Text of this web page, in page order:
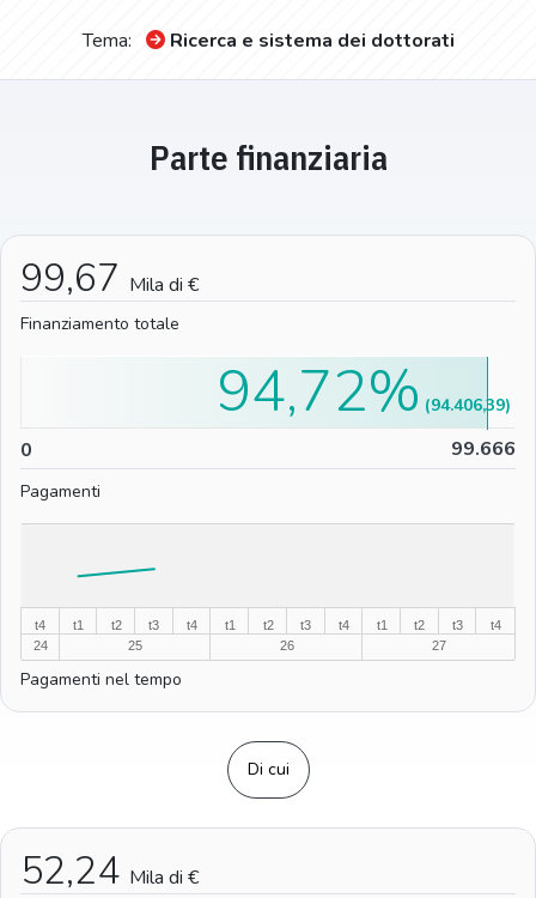
Tema: Ricerca e sistema dei dottorati
Parte finanziaria
99,67 Mila di €
Finanziamento totale
0 99.666
94,72% (94.406,39)
Pagamenti
t4
24
t1
25
t2 t3 t4
t1
26
t2 t3 t4
t1
27
t2 t3 t4
Pagamenti nel tempo
Di cui
52,24 Mila di €